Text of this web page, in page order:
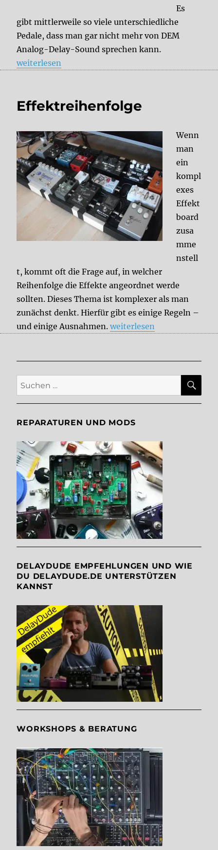
Es
gibt mittlerweile so viele unterschiedliche
Pedale, dass man gar nicht mehr von DEM
Analog-Delay-Sound sprechen kann.
„Analog Delay Sound“
weiterlesen
Effektreihenfolge
Wenn
man
ein
kompl
exes
Effekt
board
zusa
mme
nstell
t, kommt oft die Frage auf, in welcher
Reihenfolge die Effekte angeordnet werde
sollten. Dieses Thema ist komplexer als man
zunächst denkt. Hierfür gibt es einige Regeln –
und einige Ausnahmen.„Effektreihenfolge“
weiterlesen
Suche
nach:
REPARATUREN UND MODS
DELAYDUDE EMPFEHLUNGEN UND WIE
DU DELAYDUDE.DE UNTERSTÜTZEN
KANNST
WORKSHOPS & BERATUNG